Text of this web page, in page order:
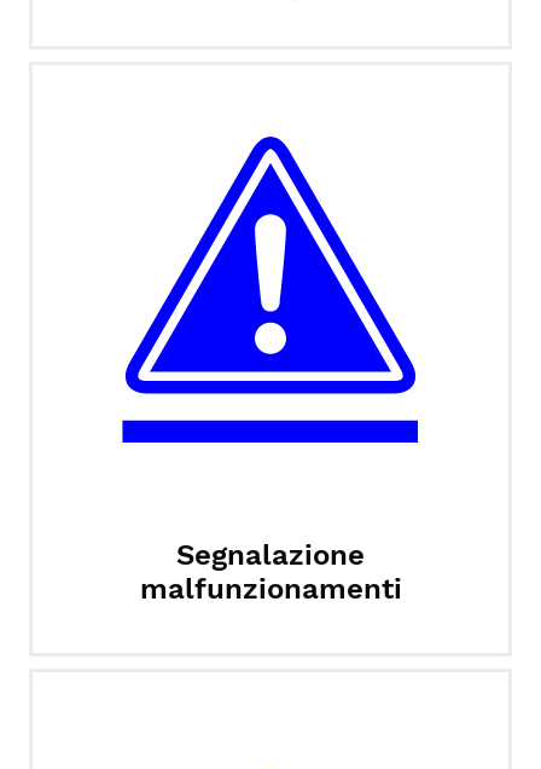
Segnalazione
malfunzionamenti